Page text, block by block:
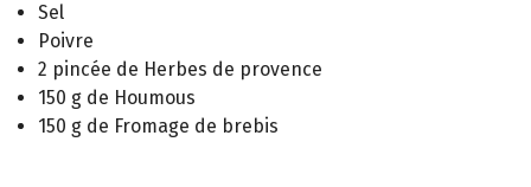
Sel
Poivre
2 pincée de Herbes de provence
150 g de Houmous
150 g de Fromage de brebis